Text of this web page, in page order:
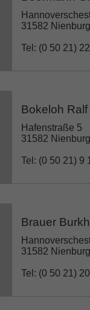
31582 Nienburg
Tel: (0 50 21)
Bokeloh Ralf
Hafenstraße 5
31582
Tel: (0 50 21) 9
Brauer
31582 Nienburg
Tel: (0 50 21) 20